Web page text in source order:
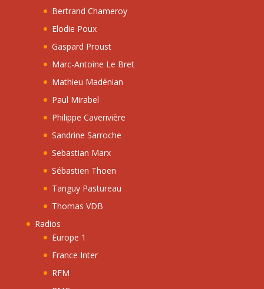
Bertrand Chameroy
Elodie Poux
Gaspard Proust
Marc-Antoine Le Bret
Mathieu Madénian
Paul Mirabel
Philippe Caverivière
Sandrine Sarroche
Sebastian Marx
Sébastien Thoen
Tanguy Pastureau
Thomas VDB
Radios
Europe 1
France Inter
RFM